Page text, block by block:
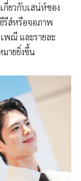
ยวกับเสน่ห์ของ
รีส์หรือจอภาพ
พณี และรายละ
มายยิ่งขึ้น